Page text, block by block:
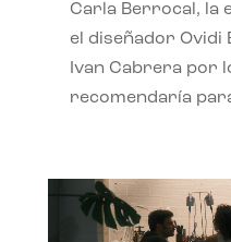
Carla Berrocal, la
el diseñador Ovidi
Ivan Cabrera por
recomendaría